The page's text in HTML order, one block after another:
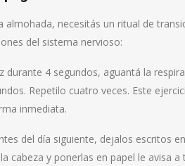
almohada, necesitás un ritual de
del sistema nervioso:
durante 4 segundos, aguantá la
Repetilo cuatro veces. Este
inmediata.
del día siguiente, dejalos escritos
cabeza y ponerlas en papel le avisa